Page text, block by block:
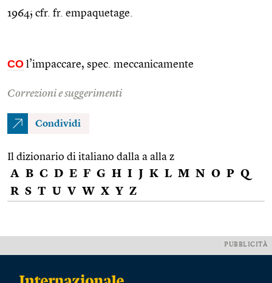
1964; cfr. fr. empaquetage.
CO l’impaccare, spec. meccanicamente
Correzioni e suggerimenti
Condividi
Il dizionario di italiano dalla a alla z
A B C D E F G H I J K L M N O P Q
R S T U V W X Y Z
PUBBLICITÀ